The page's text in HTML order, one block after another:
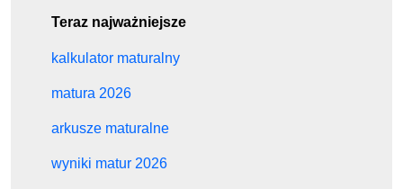
Teraz najważniejsze
kalkulator maturalny
matura 2026
arkusze maturalne
wyniki matur 2026